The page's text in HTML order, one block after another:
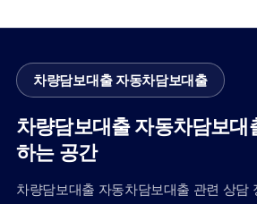
차량담보대출 자동차담보대출
차량담보대출 자동차담보대
하는 공간
차량담보대출 자동차담보대출 관련 상담